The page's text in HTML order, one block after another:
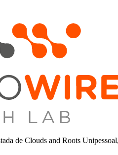
de Clouds and Roots